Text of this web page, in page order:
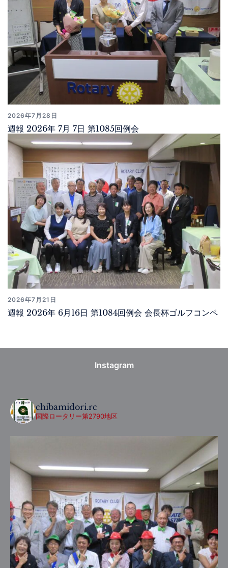
2026年7月28日
週報 2026年 7月 7日 第1085回例会
2026年7月21日
週報 2026年 6月16日 第1084回例会 会長杯ゴルフコンペ
Instagram
chibamidori.rc
国際ロータリー第2790地区